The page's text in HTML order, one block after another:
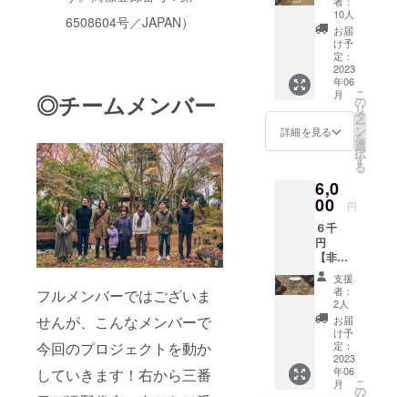
6508604号／JAPAN）
◎チームメンバー
フルメンバーではございま
せんが、こんなメンバーで
今回のプロジェクトを動か
していきます！右から三番
込めた
お礼の
メール
を送ら
せてい
ただき
ます
m(__)m
ジナル
ステッ
カープ
ラン】
（消費
税・送
料込
み）
HIMITS
UKICHI
ロゴ
が入っ
たオリ
ジナル
ステッ
カーを
お送り
いたし
ます。
■リター
ン内容
➀御礼
の手紙
②HIMIT
SUKIC
HIオリ
10人
お届
け予
定：
2023
年06
月
詳細を見る
こ
の
リ
タ
ー
ン
を
選
択
す
る
6,0
00 円
６千
円
【非売
品
HIMITS
UKICHI
オリジ
ナルマ
ルシェ
バッグ
プラ
ン】
支援
者：
2人
お届
け予
定：
2023
年06
月
こ
の